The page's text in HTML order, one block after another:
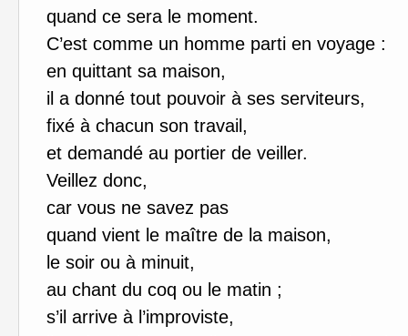
quand ce sera le moment.
C’est comme un homme parti en voyage :
en quittant sa maison,
il a donné tout pouvoir à ses serviteurs,
fixé à chacun son travail,
et demandé au portier de veiller.
Veillez donc,
car vous ne savez pas
quand vient le maître de la maison,
le soir ou à minuit,
au chant du coq ou le matin ;
s’il arrive à l’improviste,